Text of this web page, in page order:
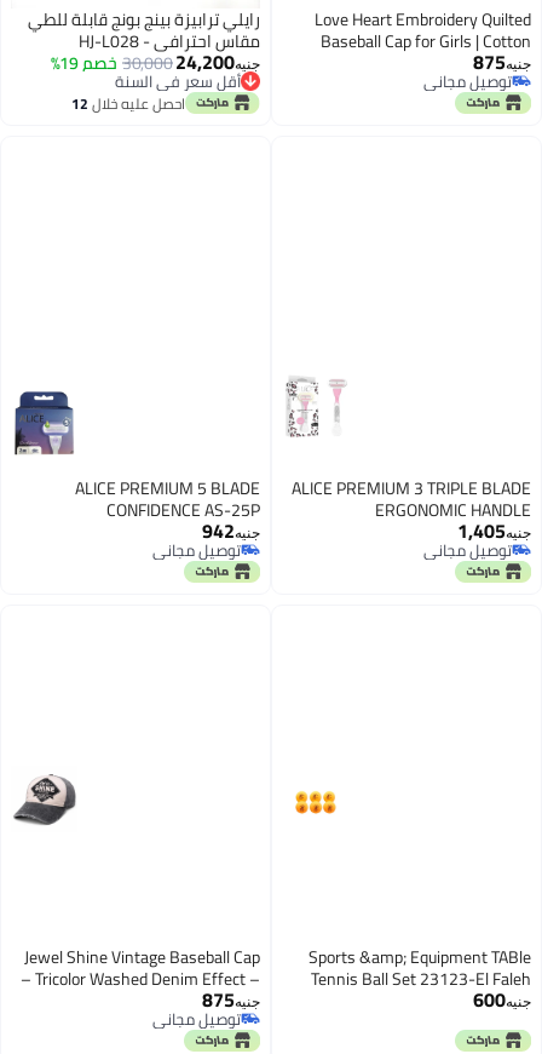
Love Heart Embroidery Quilted
Baseball Cap for Girls | Cotton
Touch - Premium Stylish Design
with Inner Ventilation and
Adjustable Fit | Farida Stores
جنيه875
توصيل مجاني
توصيل مجاني
رايلي ترابيزة بينج بونج قابلة للطي
مقاس احترافي - HJ-L028
جنيه24,200
30,000خصم 19%أقل سعر في السنة
توصيل مجاني
أقل سعر في السنة
احصل عليه خلال12
ALICE PREMIUM 3 TRIPLE BLADE
ERGONOMIC HANDLE
CONFIDENCE AS-22
جنيه1,405
توصيل مجاني
توصيل مجاني
ALICE PREMIUM 5 BLADE
CONFIDENCE AS-25P
جنيه942
توصيل مجاني
توصيل مجاني
Sports &amp; Equipment TABle
Tennis Ball Set 23123-El Faleh
جنيه600
Jewel Shine Vintage Baseball Cap
– Tricolor Washed Denim Effect –
Cotton Blend Material – Adjustable
Snapback – Unisex – N-Welt
جنيه875
توصيل مجاني
توصيل مجاني